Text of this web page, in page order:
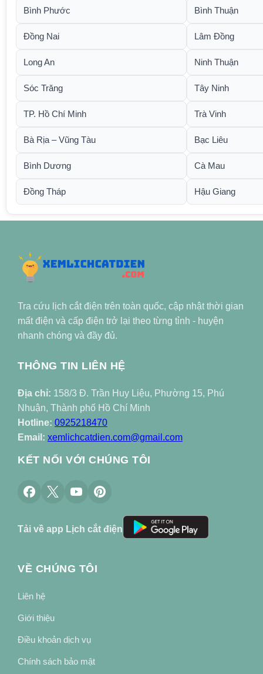
Bình Phước Bình Thuận
Đồng Nai Lâm Đồng
Long An Ninh Thuận
Sóc Trăng Tây Ninh
TP. Hồ Chí Minh Trà Vinh
Bà Rịa – Vũng Tàu Bạc Liêu
Bình Dương Cà Mau
Đồng Tháp Hậu Giang
Tra cứu lịch cắt điện trên toàn quốc, cập nhật thời gian
mất điện và cấp điện trở lại theo từng tỉnh - huyện
nhanh chóng và đầy đủ.
THÔNG TIN LIÊN HỆ
Địa chỉ: 158/3 Đ. Trần Huy Liệu, Phường 15, Phú
Nhuận, Thành phố Hồ Chí Minh
Hotline: 0925218470
Email: xemlichcatdien.com@gmail.com
KẾT NỐI VỚI CHÚNG TÔI
Tải về app Lịch cắt điện
VỀ CHÚNG TÔI
Liên hệ
Giới thiệu
Điều khoản dịch vụ
Chính sách bảo mật